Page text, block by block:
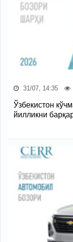
31/07, 14:35
Ўзбекистон
йилликни